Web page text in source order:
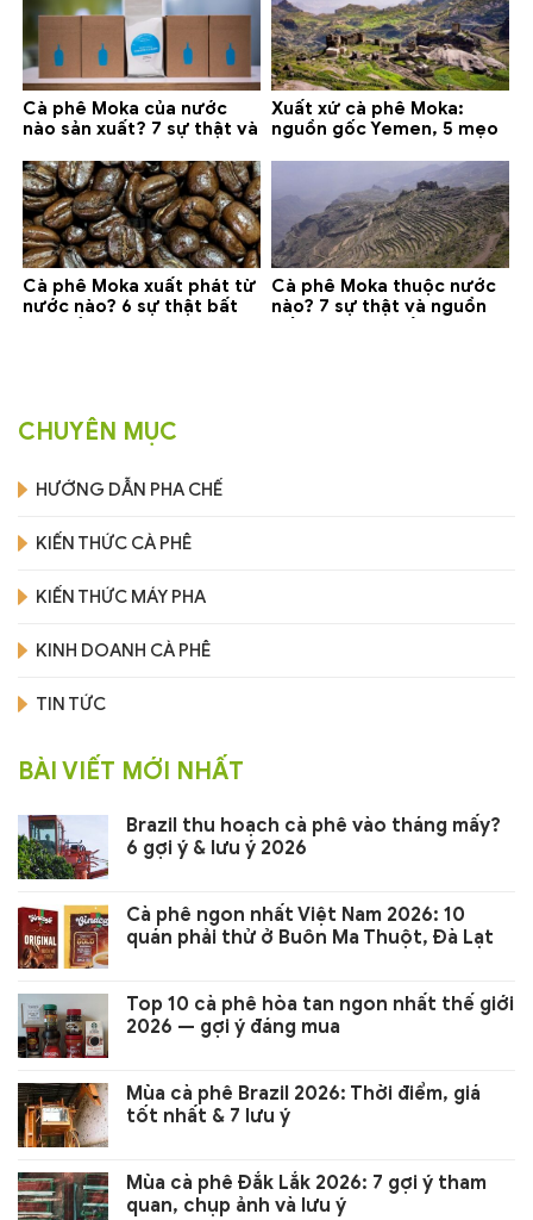
Cà phê Moka của nước
nào sản xuất? 7 sự thật và
Xuất xứ cà phê Moka:
nguồn gốc Yemen, 5 mẹo
Cà phê Moka xuất phát từ
nước nào? 6 sự thật bất
Cà phê Moka thuộc nước
nào? 7 sự thật và nguồn
CHUYÊN MỤC
HƯỚNG DẪN PHA CHẾ
KIẾN THỨC CÀ PHÊ
KIẾN THỨC MÁY PHA
KINH DOANH CÀ PHÊ
TIN TỨC
BÀI VIẾT MỚI NHẤT
Brazil thu hoạch cà phê vào tháng mấy?
6 gợi ý & lưu ý 2026
Cà phê ngon nhất Việt Nam 2026: 10
quán phải thử ở Buôn Ma Thuột, Đà Lạt
Top 10 cà phê hòa tan ngon nhất thế giới
2026 — gợi ý đáng mua
Mùa cà phê Brazil 2026: Thời điểm, giá
tốt nhất & 7 lưu ý
Mùa cà phê Đắk Lắk 2026: 7 gợi ý tham
quan, chụp ảnh và lưu ý